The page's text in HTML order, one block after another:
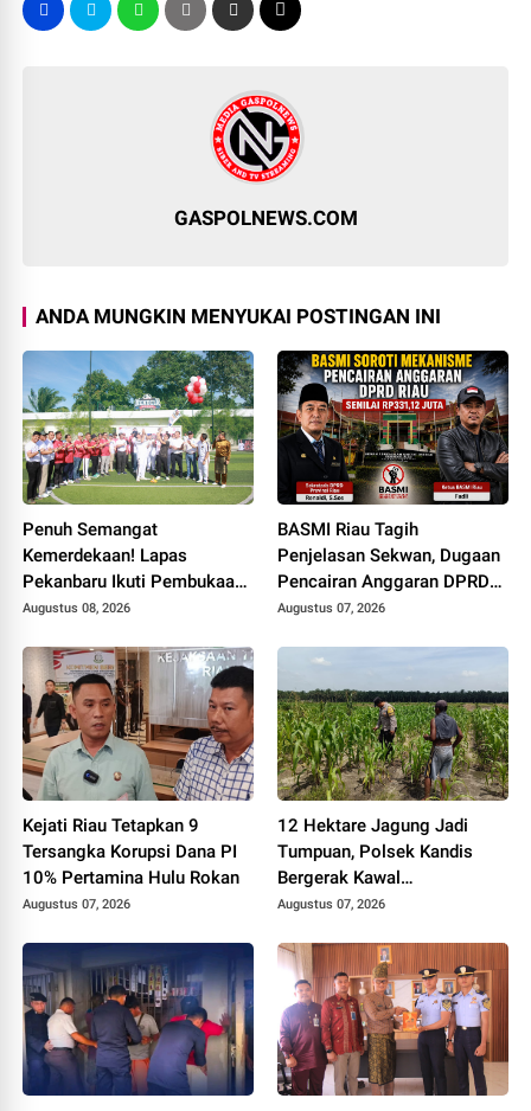
GASPOLNEWS.COM
ANDA MUNGKIN MENYUKAI POSTINGAN INI
Penuh Semangat
Kemerdekaan! Lapas
Pekanbaru Ikuti Pembukaan
Pekan Olahraga Ditjenpas
Augustus 08, 2026
BASMI Riau Tagih
Penjelasan Sekwan, Dugaan
Pencairan Anggaran DPRD
Tanpa Prosedur Tuai
Augustus 07, 2026
Kejati Riau Tetapkan 9
Tersangka Korupsi Dana PI
10% Pertamina Hulu Rokan
Augustus 07, 2026
12 Hektare Jagung Jadi
Tumpuan, Polsek Kandis
Bergerak Kawal
Swasembada Pangan
Augustus 07, 2026